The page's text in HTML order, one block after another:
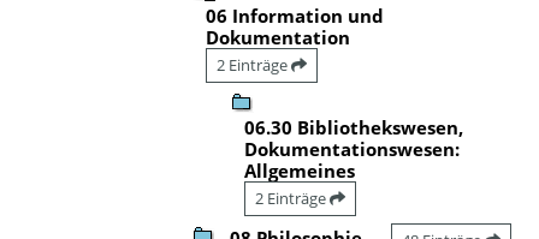
06 Information und
Dokumentation
2 Einträge
06.30 Bibliothekswesen,
Dokumentationswesen:
Allgemeines
2 Einträge